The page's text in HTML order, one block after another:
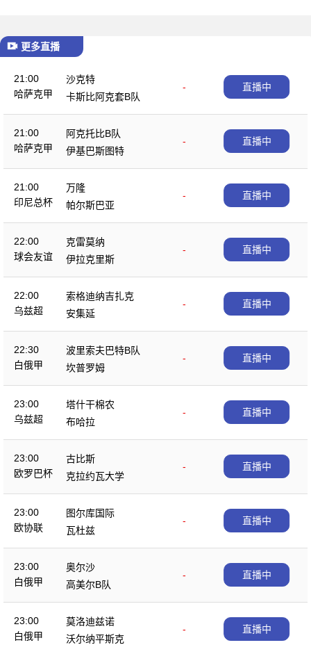
更多直播
21:00
哈萨克甲
沙克特
-
卡斯比阿克套B队
直播中
21:00
哈萨克甲
阿克托比B队
-
伊基巴斯图特
直播中
21:00
印尼总杯
万隆
-
帕尔斯巴亚
直播中
22:00
球会友谊
克雷莫纳
-
伊拉克里斯
直播中
22:00
乌兹超
索格迪纳吉扎克
-
安集延
直播中
22:30
白俄甲
波里索夫巴特B队
-
坎普罗姆
直播中
23:00
乌兹超
塔什干棉农
-
布哈拉
直播中
23:00
欧罗巴杯
古比斯
-
克拉约瓦大学
直播中
23:00
欧协联
图尔库国际
-
瓦杜兹
直播中
23:00
白俄甲
奥尔沙
-
高美尔B队
直播中
23:00
白俄甲
莫洛迪兹诺
-
沃尔纳平斯克
直播中